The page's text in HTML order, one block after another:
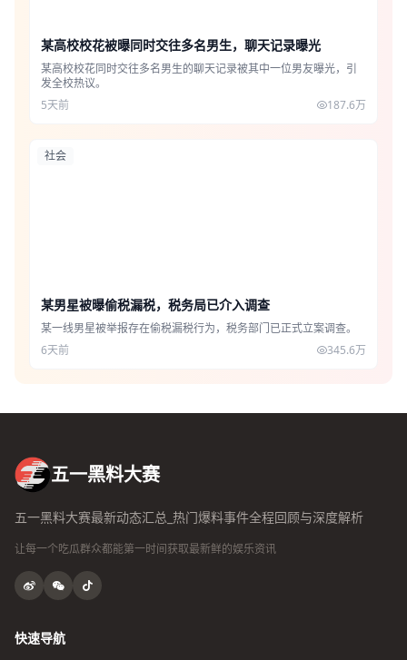
某高校校花被曝同时交往多名男生，聊天记录曝光
某高校校花同时交往多名男生的聊天记录被其中一位男友曝光，引
发全校热议。
5天前
187.6万
社会
某男星被曝偷税漏税，税务局已介入调查
某一线男星被举报存在偷税漏税行为，税务部门已正式立案调查。
6天前
345.6万
五一黑料大赛
五一黑料大赛最新动态汇总_热门爆料事件全程回顾与深度解析
让每一个吃瓜群众都能第一时间获取最新鲜的娱乐资讯
快速导航